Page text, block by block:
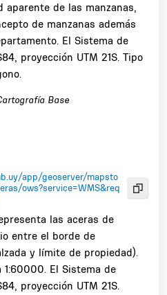
aparente de las manzanas,
de manzanas además
El Sistema de
proyección UTM 21S. Tipo
Base
app/geoserver/mapsto
ows?service=WMS&req
las aceras de
entre el borde de
y límite de propiedad).
1:60000. El Sistema de
proyección UTM 21S.